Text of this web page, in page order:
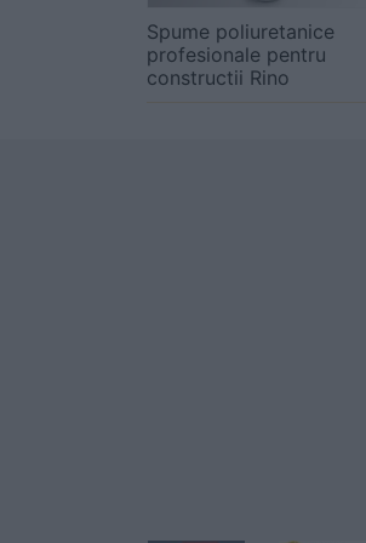
Spume poliuretanice
profesionale pentru
constructii Rino